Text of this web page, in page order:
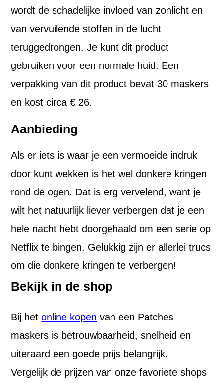
wordt de schadelijke invloed van zonlicht en
van vervuilende stoffen in de lucht
teruggedrongen. Je kunt dit product
gebruiken voor een normale huid. Een
verpakking van dit product bevat 30 maskers
en kost circa € 26.
Aanbieding
Als er iets is waar je een vermoeide indruk
door kunt wekken is het wel donkere kringen
rond de ogen. Dat is erg vervelend, want je
wilt het natuurlijk liever verbergen dat je een
hele nacht hebt doorgehaald om een serie op
Netflix te bingen. Gelukkig zijn er allerlei trucs
om die donkere kringen te verbergen!
Bekijk in de shop
Bij hetonline kopen van een Patches
maskers is betrouwbaarheid, snelheid en
uiteraard een goede prijs belangrijk.
Vergelijk de prijzen van onze favoriete shops